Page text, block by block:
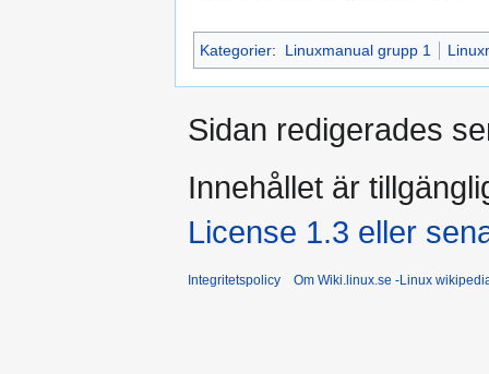
Kategorier: Linuxmanual grupp 1
Sidan redigerades
Innehållet är
License 1.3 eller
Integritetspolicy Om Wiki.linux.se -Linux